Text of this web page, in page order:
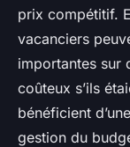
prix compétitif.
vacanciers
importantes sur
coûteux s’ils
bénéficient
gestion du